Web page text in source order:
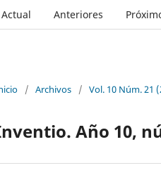
Actual Anteriores
/ Archivos / Vol. 10 Núm. 21
Año 10,